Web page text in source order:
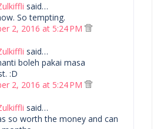
said…
So tempting.
2, 2016 at 5:24 PM
said…
boleh pakai masa
:D
2, 2016 at 5:24 PM
said…
so worth the money and can